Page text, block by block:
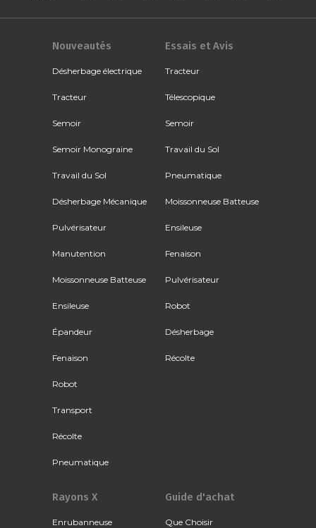
Nouveautés
Désherbage électrique
Tracteur
Semoir
Semoir Monograine
Travail du Sol
Désherbage Mécanique
Pulvérisateur
Manutention
Moissonneuse Batteuse
Ensileuse
Épandeur
Fenaison
Robot
Transport
Récolte
Pneumatique
Essais et Avis
Tracteur
Télescopique
Semoir
Travail du Sol
Pneumatique
Moissonneuse Batteuse
Ensileuse
Fenaison
Pulvérisateur
Robot
Désherbage
Récolte
Rayons X
Enrubanneuse
Guide d'achat
Que Choisir